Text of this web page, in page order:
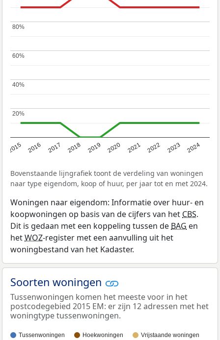
2015 2016 2017 2018 2019 2020 2021 2022 2023 2024
20%
20%
40%
40%
60%
60%
80%
80%
Bovenstaande lijngrafiek toont de verdeling van woningen
naar type eigendom, koop of huur, per jaar tot en met 2024.
Woningen naar eigendom: Informatie over huur- en
koopwoningen op basis van de cijfers van het CBS.
Dit is gedaan met een koppeling tussen de BAG en
hetWOZ-register met een aanvulling uit het
woningbestand van het Kadaster.
Soorten woningen
Tussenwoningen komen het meeste voor in het
postcodegebied 2015 EM: er zijn 12 adressen met het
woningtype tussenwoningen.
Tussenwoningen Hoekwoningen Vrijstaande woningen